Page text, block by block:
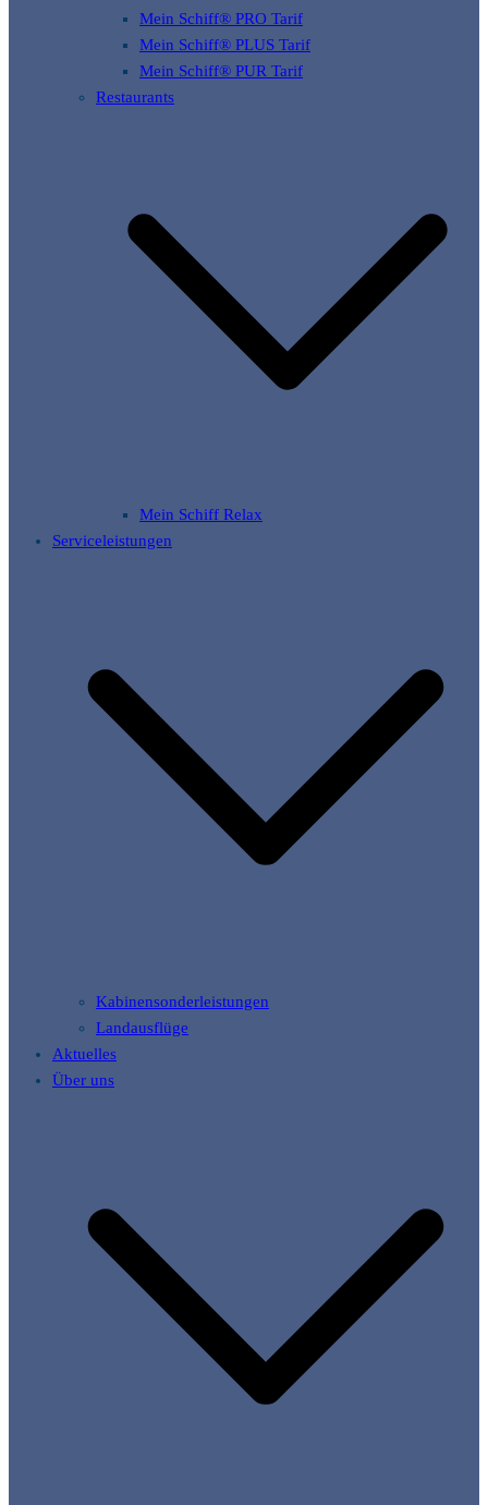
Mein Schiff® PRO Tarif
Mein Schiff® PLUS Tarif
Mein Schiff® PUR Tarif
Restaurants
Mein Schiff Relax
Serviceleistungen
Kabinensonderleistungen
Landausflüge
Aktuelles
Über uns